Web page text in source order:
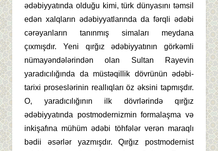
ədəbiyyatında olduğu kimi, türk dünyasını təmsil
edən xalqların ədəbiyyatlarında da fərqli ədəbi
cərəyanların tanınmış simaları meydana
çıxmışdır. Yeni qırğız ədəbiyyatının görkəmli
nümayəndələrindən olan Sultan Rayevin
yaradıcılığında da müstəqillik dövrünün ədəbi-
tarixi proseslərinin reallıqları öz əksini tapmışdır.
O, yaradıcılığının ilk dövrlərində qırğız
ədəbiyyatında postmodernizmin formalaşma və
inkişafına mühüm ədəbi töhfələr verən maraqlı
bədii əsərlər yazmışdır. Qırğız postmodernist